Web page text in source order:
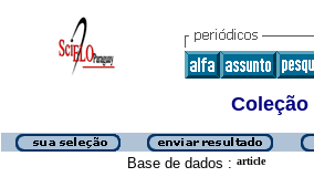
Base de dados : article